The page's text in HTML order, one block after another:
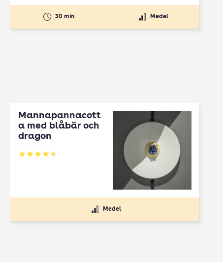
30 min Medel
Mannapannacott
a med blåbär och
dragon
Betyg: 4.5 av 5
Medel